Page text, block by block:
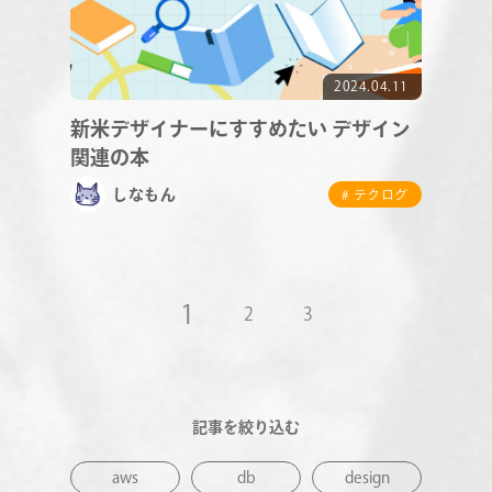
2024.04.11
新米デザイナーにすすめたい デザイン
関連の本
しなもん # テクログ
1 2 3
記事を絞り込む
aws db design